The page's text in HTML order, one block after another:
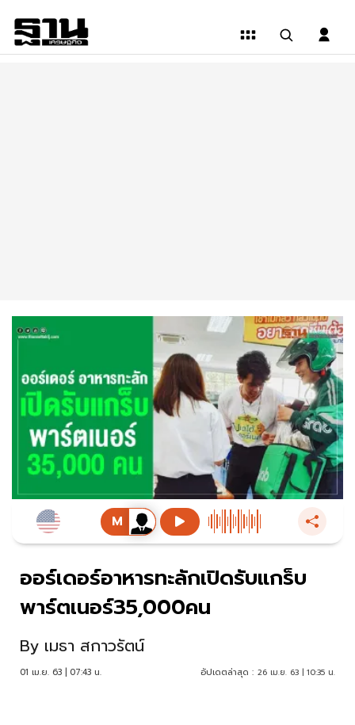
ออร์เดอร์อาหารทะลักเปิดรับแกร็บ
พาร์ตเนอร์35,000คน
By เมธา สกาวรัตน์
01 เม.ย. 63 | 07:43 น. อัปเดตล่าสุด : 26 เม.ย. 63 | 10:35 น.